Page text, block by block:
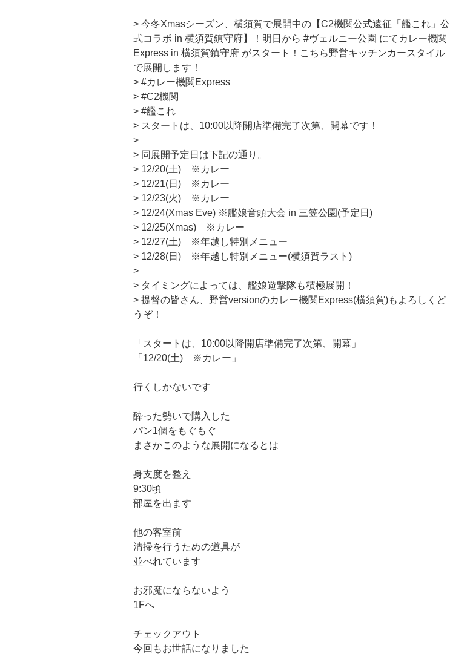
> 今冬Xmasシーズン、横須賀で展開中の【C2機関公式遠征「艦これ」公
式コラボ in 横須賀鎮守府】！明日から #ヴェルニー公園 にてカレー機関
Express in 横須賀鎮守府 がスタート！こちら野営キッチンカースタイル
で展開します！
> #カレー機関Express
> #C2機関
> #艦これ
> スタートは、10:00以降開店準備完了次第、開幕です！
>
> 同展開予定日は下記の通り。
> 12/20(土) ※カレー
> 12/21(日) ※カレー
> 12/23(火) ※カレー
> 12/24(Xmas Eve) ※艦娘音頭大会 in 三笠公園(予定日)
> 12/25(Xmas) ※カレー
> 12/27(土) ※年越し特別メニュー
> 12/28(日) ※年越し特別メニュー(横須賀ラスト)
>
> タイミングによっては、艦娘遊撃隊も積極展開！
> 提督の皆さん、野営versionのカレー機関Express(横須賀)もよろしくど
うぞ！
「スタートは、10:00以降開店準備完了次第、開幕」
「12/20(土) ※カレー」
行くしかないです
酔った勢いで購入した
パン1個をもぐもぐ
まさかこのような展開になるとは
身支度を整え
9:30頃
部屋を出ます
他の客室前
清掃を行うための道具が
並べれています
お邪魔にならないよう
1Fへ
チェックアウト
今回もお世話になりました